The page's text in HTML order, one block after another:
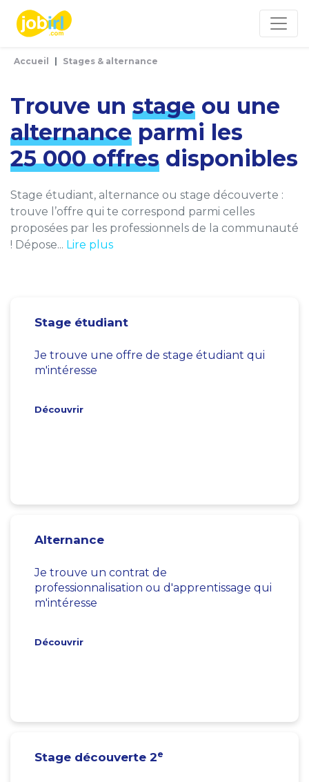
Accueil Stages & alternance
Trouve un stage ou une
alternance parmi les
25 000 offres disponibles
Stage étudiant, alternance ou stage découverte :
trouve l’offre qui te correspond parmi celles
proposées par les professionnels de la communauté
! Dépose... Lire plus
Stage étudiant
Je trouve une offre de stage étudiant qui
m'intéresse
Découvrir
Alternance
Je trouve un contrat de
professionnalisation ou d'apprentissage qui
m'intéresse
Découvrir
Stage découverte 2e
Panneau de gestion des cookies